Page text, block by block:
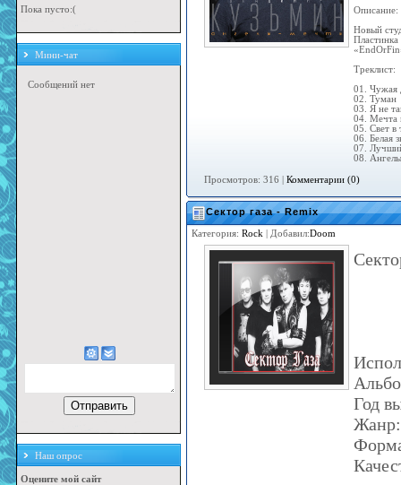
Пока пусто:(
Мини-чат
Наш опрос
Оцените мой сайт
Описание:
Новый
Пластинка
Треклист:
01. Чужая
02. Туман
03. Я не
04. Мечта
05. Свет в
06. Белая
07.
08.
Просмотров: 316 | Комментарии (0)
Сектор газа - Remix
Категория: Rock | Добавил:Doom
Год
Жанр: